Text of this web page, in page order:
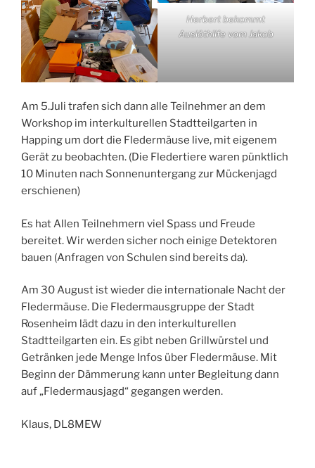
Herbert bekommt
Auslöthilfe vom Jakob
Am 5.Juli trafen sich dann alle Teilnehmer an dem
Workshop im interkulturellen Stadtteilgarten in
Happing um dort die Fledermäuse live, mit eigenem
Gerät zu beobachten. (Die Fledertiere waren pünktlich
10 Minuten nach Sonnenuntergang zur Mückenjagd
erschienen)
Es hat Allen Teilnehmern viel Spass und Freude
bereitet. Wir werden sicher noch einige Detektoren
bauen (Anfragen von Schulen sind bereits da).
Am 30 August ist wieder die internationale Nacht der
Fledermäuse. Die Fledermausgruppe der Stadt
Rosenheim lädt dazu in den interkulturellen
Stadtteilgarten ein. Es gibt neben Grillwürstel und
Getränken jede Menge Infos über Fledermäuse. Mit
Beginn der Dämmerung kann unter Begleitung dann
auf „Fledermausjagd“ gegangen werden.
Klaus, DL8MEW